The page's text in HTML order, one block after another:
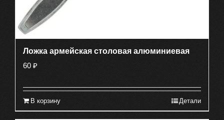
Ложка армейская столовая алюминиевая
60 ₽
В корзину Детали